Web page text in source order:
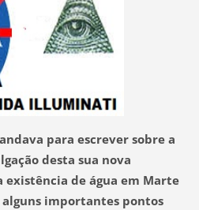
para escrever sobre a
desta sua nova
existência de água em Marte
importantes pontos